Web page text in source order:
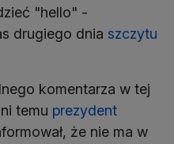
"hello" -
drugiego dnia szczytu
komentarza w tej
temu prezydent
że nie ma w